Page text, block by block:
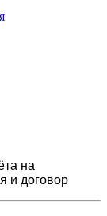
на
и договор